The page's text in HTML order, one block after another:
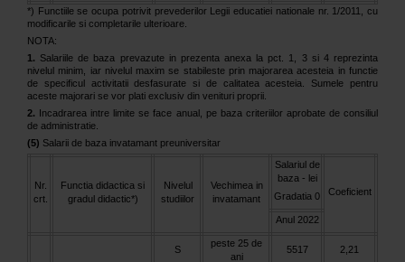
*) Functiile se ocupa potrivit prevederilor Legii educatiei nationale nr. 1/2011, cu
modificarile si completarile ulterioare.
NOTA:
1. Salariile de baza prevazute in prezenta anexa la pct. 1, 3 si 4 reprezinta
nivelul minim, iar nivelul maxim se stabileste prin majorarea acesteia in functie
de specificul activitatii desfasurate si de calitatea acesteia. Sumele pentru
aceste majorari se vor plati exclusiv din venituri proprii.
2. Incadrarea intre limite se face anual, pe baza criteriilor aprobate de consiliul
de administratie.
(5) Salarii de baza invatamant preuniversitar
Nr.
crt.
Functia didactica si
gradul didactic*)
Nivelul
studiilor
Vechimea in
invatamant
Salariul de
baza - lei
Gradatia 0
Coeficient
Anul 2022
S
peste 25 de
ani
5517 2,21